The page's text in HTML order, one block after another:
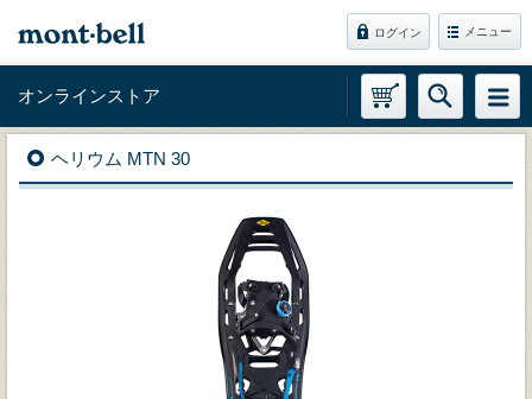
ログイン メニュー
オンラインストア
ヘリウム MTN 30